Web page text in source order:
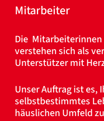
Mitarbeiter
Die
verstehen sich als
Unterstützer mit
Unser Auftrag ist es,
selbstbestimmtes
häuslichen Umfeld